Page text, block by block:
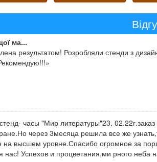
ма...
результатом! Розробляли стенди з
часы "Мир литературы"23.
через 3месяца решила все же
на высшем уровне.Спасибо огромное за
нас! Успехов и процветания,ми рного неба